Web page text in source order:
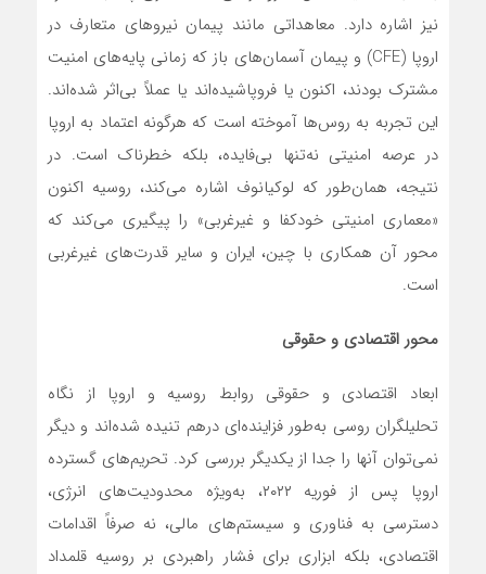
نیز اشاره دارد. معاهداتی مانند پیمان نیروهای متعارف در
اروپا (CFE) و پیمان آسمان‌های باز که زمانی پایه‌های امنیت
مشترک بودند، اکنون یا فروپاشیده‌اند یا عملاً بی‌اثر شده‌اند.
این تجربه به روس‌ها آموخته است که هرگونه اعتماد به اروپا
در عرصه امنیتی نه‌تنها بی‌فایده، بلکه خطرناک است. در
نتیجه، همان‌طور که لوکیانوف اشاره می‌کند، روسیه اکنون
«معماری امنیتی خودکفا و غیرغربی» را پیگیری می‌کند که
محور آن همکاری با چین، ایران و سایر قدرت‌های غیرغربی
است.
محور اقتصادی و حقوقی
ابعاد اقتصادی و حقوقی روابط روسیه و اروپا از نگاه
تحلیلگران روسی به‌طور فزاینده‌ای درهم تنیده شده‌اند و دیگر
نمی‌توان آنها را جدا از یکدیگر بررسی کرد. تحریم‌های گسترده
اروپا پس از فوریه ۲۰۲۲، به‌ویژه محدودیت‌های انرژی،
دسترسی به فناوری و سیستم‌های مالی، نه صرفاً اقدامات
اقتصادی، بلکه ابزاری برای فشار راهبردی بر روسیه قلمداد